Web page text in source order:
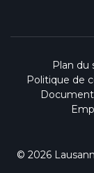
Plan du
Politique de
© 2026